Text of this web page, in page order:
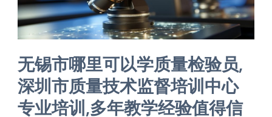
无锡市哪里可以学质量检验员,
深圳市质量技术监督培训中心
专业培训,多年教学经验值得信